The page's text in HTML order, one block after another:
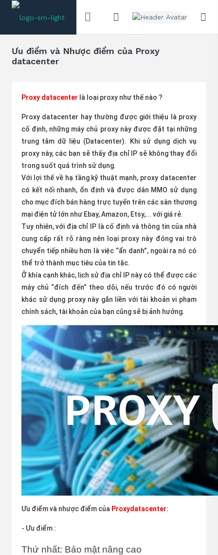
Ưu điểm và Nhược điểm của Proxy
datacenter
Proxy datacenter là loại proxy như thế nào ?
Proxy datacenter hay thường được giới thiệu là proxy
cố định, những máy chủ proxy này được đặt tại những
trung tâm dữ liệu (Datacenter). Khi sử dụng dịch vụ
proxy này, các bạn sẽ thấy địa chỉ IP sẽ không thay đổi
trong suốt quá trình sử dụng.
Với lợi thế về hạ tầng kỹ thuật mạnh, proxy datacenter
có kết nối nhanh, ổn định và được dân MMO sử dụng
cho mục đích bán hàng trực tuyến trên các sàn thương
mại điện tử lớn như Ebay, Amazon, Etsy,... với giá rẻ.
Tuy nhiên, với địa chỉ IP là cố định và thông tin của nhà
cung cấp rất rõ ràng nên loại proxy này đóng vai trò
chuyển tiếp nhiều hơn là việc “ẩn danh”, ngoài ra nó có
thể trở thành mục tiêu của tin tặc.
Ở khía cạnh khác, lịch sử địa chỉ IP này có thể được các
máy chủ “đích đến” theo dõi, nếu trước đó có người
khác sử dụng proxy này gắn liền với tài khoản vi phạm
chính sách, tài khoản của bạn cũng sẽ bị ảnh hưởng.
Ưu điểm và nhược điểm của Proxydatacenter:
- Ưu điểm :
Thứ nhất: Bảo mật nâng cao